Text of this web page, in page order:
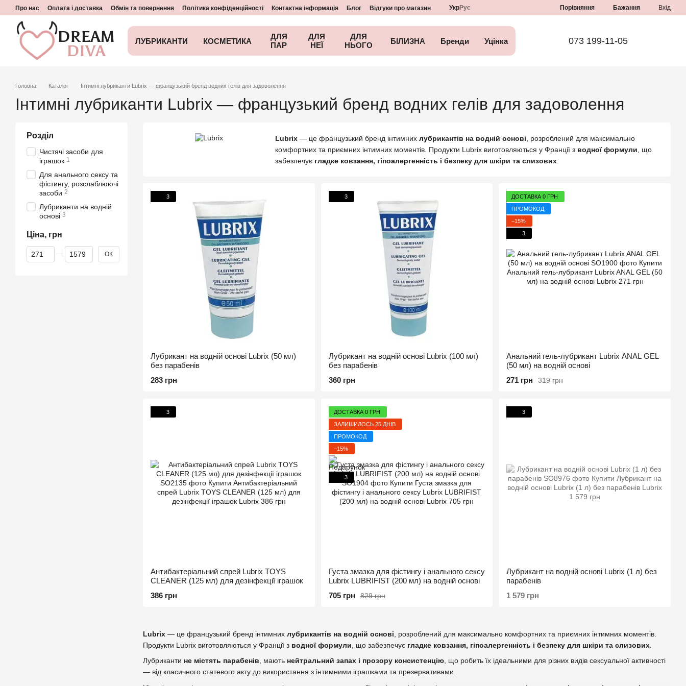
Перейти до основного контенту
Про нас Оплата і доставка Обмін та повернення Політика конфіденційності Контактна інформація Блог Відгуки про магазин УкрРус Порівняння Бажання Вхід
ЛУБРИКАНТИ КОСМЕТИКА
ДЛЯ
ПАР
ДЛЯ
НЕЇ
ДЛЯ
НЬОГО
БІЛИЗНА Бренди Уцінка 073 199-11-05
Головна Каталог Інтимні лубриканти Lubrix — французький бренд водних гелів для задоволення
Інтимні лубриканти Lubrix — французький бренд водних гелів для задоволення
Lubrix — це французький бренд інтимних лубрикантів на водній основі , розроблений для максимально комфортних та приємних інтимних моментів.
Продукти Lubrix виготовляються у Франції з водної формули , що забезпечує гладке ковзання, гіпоалергенність і безпеку для шкіри та слизових
Лубриканти не містять парабенів, мають нейтральний запах і прозору консистенцію, що робить їх ідеальними для різних видів сексуальної активності
— від класичного статевого акту до використання з інтимними іграшками та презервативами.
Lubrix— це французький бренд інтимних лубрикантів на водній основі , розроблений для максимально
комфортних та приємних інтимних моментів. Продукти Lubrix виготовляються у Франції з водної формули , що
забезпечує гладке ковзання, гіпоалергенність і безпеку для шкіри та слизових.
3
Лубрикант на водній основі Lubrix (50 мл)
без парабенів
283 грн
3
Лубрикант на водній основі Lubrix (100 мл)
без парабенів
360 грн
ДОСТАВКА 0 ГРН
ПРОМОКОД
−15%
3
Анальний гель-лубрикант Lubrix ANAL GEL
(50 мл) на водній основі
319 грн
271 грн
3
Антибактеріальний спрей Lubrix TOYS
CLEANER (125 мл) для дезінфекції іграшок
386 грн
ДОСТАВКА 0 ГРН
ЗАЛИШИЛОСЬ 25 ДНІВ
ПРОМОКОД
−15%
3
Гуcта змазка для фістингу і анального сексу
Lubrix LUBRIFIST (200 мл) на водній основі
829 грн
705 грн
3
Лубрикант на водній основі Lubrix (1 л) без
парабенів
1 579 грн
Розділ
Чистячі засоби для
іграшок 1
Для анального сексу та
фістингу, розслаблюючі
засоби 2
Лубриканти на водній
основі 3
Ціна, грн
Від Ціна, грн
До Ціна, грн ОК